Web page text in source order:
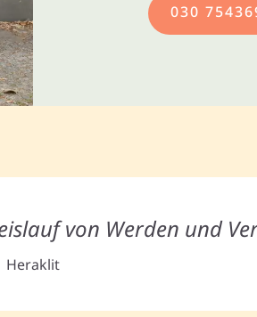
030
von Werden und
Heraklit